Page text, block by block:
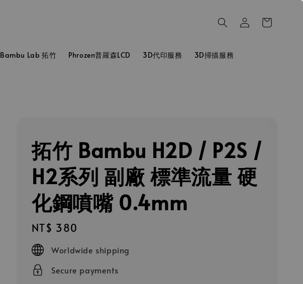
Bambu Lab 拓竹 Phrozen普羅森LCD 3D代印服務 3D掃描服務
拓竹 Bambu H2D / P2S /
H2系列 副廠 標準流量 硬
化鋼噴嘴 0.4mm
Regular
price
NT$ 380
Worldwide shipping
Secure payments